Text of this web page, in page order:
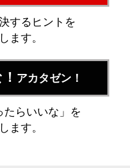
するヒントを
ます。
アカタゼン！
たらいいな」を
ます。